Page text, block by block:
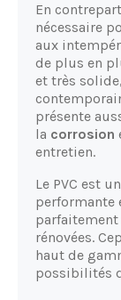
En
nécessaire
aux
de plus en
et très
présente
la corrosion
entretien.
Le PVC est
performante
parfaitement
rénovées.
haut de
possibilités